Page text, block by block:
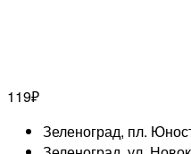
119₽
Зеленоград, пл.